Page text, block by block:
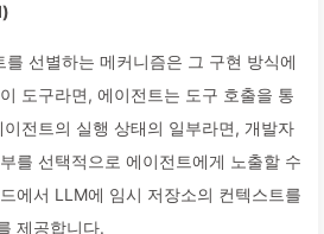
선별하는 메커니즘은 그 구현 방식에
도구라면, 에이전트는 도구 호출을 통
전트의 실행 상태의 일부라면, 개발자
를 선택적으로 에이전트에게 노출할 수
에서 LLM에 임시 저장소의 컨텍스트를
제공합니다.